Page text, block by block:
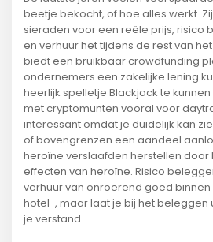
beetje bekocht, of hoe alles werkt.
sieraden voor een reële prijs, risico
en verhuur het tijdens de rest van
biedt een bruikbaar crowdfunding
ondernemers een zakelijke lening
heerlijk spelletje Blackjack te
met cryptomunten vooral voor
interessant omdat je duidelijk kan
of bovengrenzen een aandeel
heroïne verslaafden herstellen door
effecten van heroïne. Risico
verhuur van onroerend goed
hotel-, maar laat je bij het beleggen
je verstand.